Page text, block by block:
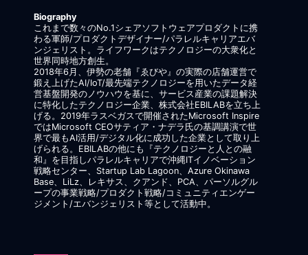
Biography
これまで数々のNo.1シェアソフトウェアプロダクトに携
わる軍師/プロダクトデザイナー/パラレルキャリアエバ
ンジェリスト。ライフワークはテクノロジーの大衆化と
世界同時地方創生。
2018年6月、伊勢の老舗『ゑびや』の実際の店舗運営で
鍛え上げたAI/IoT/最先端テクノロジーを用いたデータ経
営基盤開発のノウハウを基に、サービス産業の課題解決
に特化したテクノロジー企業、株式会社EBILABを立ち上
げる。2019年ラスベガスで開催されたMicrosoft Inspire
ではMicrosoft CEOサティア・ナデラ氏の基調講演で世
界で最もAI活用/デジタル化に成功した企業として取り上
げられる。EBILABの他にも『テクノロジーと人との融
和』を目指しパラレルキャリアで沖縄ITイノベーション
戦略センター、Startup Lab Lagoon、Azure Okinawa
Base、LiLz、レキサス、クアンド、PCA、パーソルグル
ープの事業戦略/プロダクト戦略/コミュニティエンゲー
ジメント/エバンジェリスト等として活動中。